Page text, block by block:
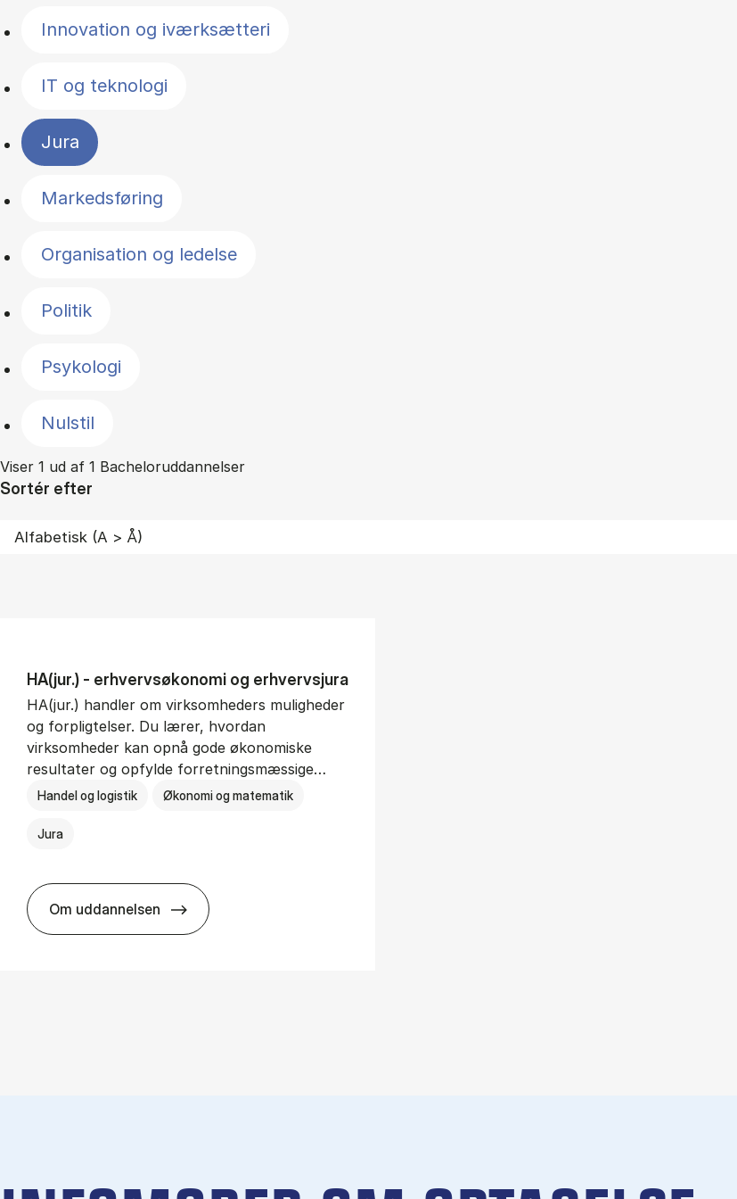
Innovation og iværksætteri
IT og teknologi
Jura
Markedsføring
Organisation og ledelse
Politik
Psykologi
Nulstil
Viser 1 ud af 1 Bacheloruddannelser
Sortér efter
HA(jur.) - erhvervs­økonomi og erhvervs­jura
HA(jur.) handler om virksomheders muligheder
og forpligtelser. Du lærer, hvordan
virksomheder kan opnå gode økonomiske
resultater og opfylde forretningsmæssige…
Handel og logistik Økonomi og matematik
Jura
Om uddannelsen
HA(jur.) - erhvervs­økonomi og erhvervs­jura